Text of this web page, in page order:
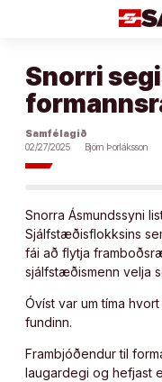
Snorri
Samfélagið
02/27/2025
Björn Þorláksson
Snorra Ásmundssyni
Sjálfstæðisflokksins
fái að flytja
sjálfstæðismenn velja
Óvíst var um tíma
fundinn.
Frambjóðendur til
laugardegi og hefjast